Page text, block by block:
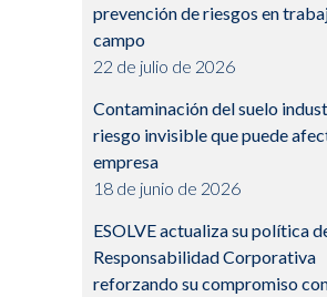
prevención de riesgos en
campo
22 de julio de 2026
Contaminación del suelo
riesgo invisible que puede
empresa
18 de junio de 2026
ESOLVE actualiza su política
Responsabilidad Corporativa
reforzando su compromiso